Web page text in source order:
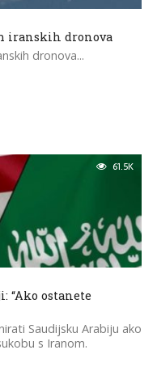
iranskih dronova
dronova...
61.5K
“Ako ostanete
Saudijsku Arabiju ako
s Iranom.